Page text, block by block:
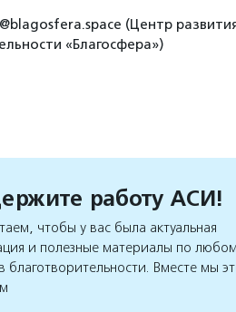
(Центр
«Благосфера»)
работу АСИ!
чтобы у вас была актуальная
и полезные материалы по
благотворительности. Вместе мы